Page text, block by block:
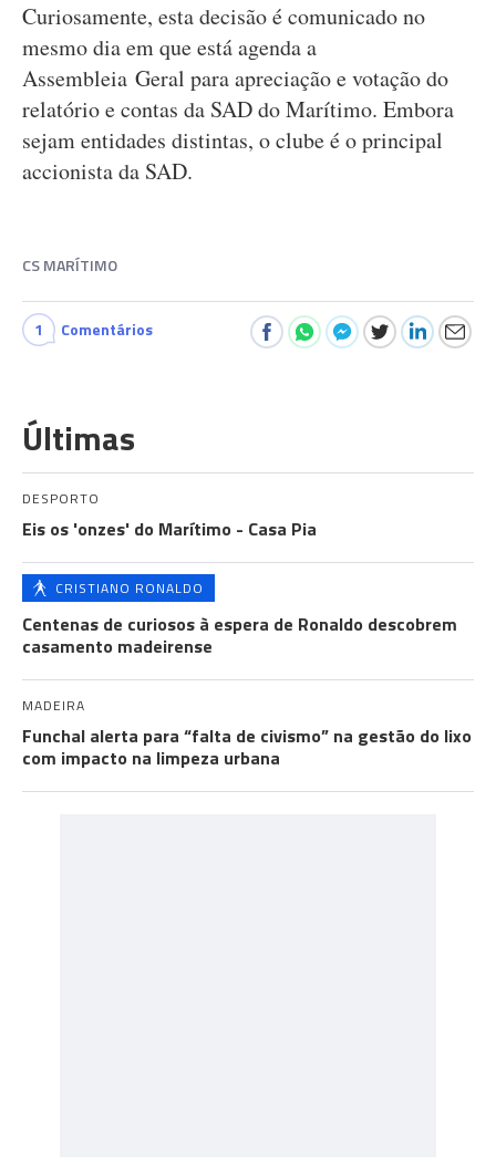
Curiosamente, esta decisão é comunicado no
mesmo dia em que está agenda a
Assembleia Geral para apreciação e votação do
relatório e contas da SAD do Marítimo. Embora
sejam entidades distintas, o clube é o principal
accionista da SAD.
CS MARÍTIMO
1 Comentários
Últimas
DESPORTO
Eis os 'onzes' do Marítimo - Casa Pia
CRISTIANO RONALDO
Centenas de curiosos à espera de Ronaldo descobrem
casamento madeirense
MADEIRA
Funchal alerta para “falta de civismo” na gestão do lixo
com impacto na limpeza urbana